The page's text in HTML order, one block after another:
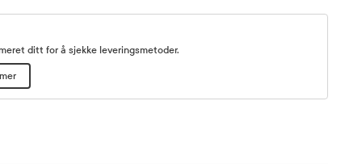
ditt for å sjekke leveringsmetoder.